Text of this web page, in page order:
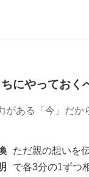
にやっておく
がある「今」だ
ただ親の想いを
で各3分の1ずつ